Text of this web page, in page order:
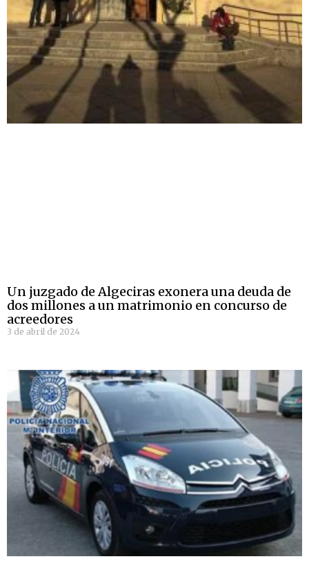
Un juzgado de Algeciras exonera una deuda de
dos millones a un matrimonio en concurso de
acreedores
3 de abril de 2024